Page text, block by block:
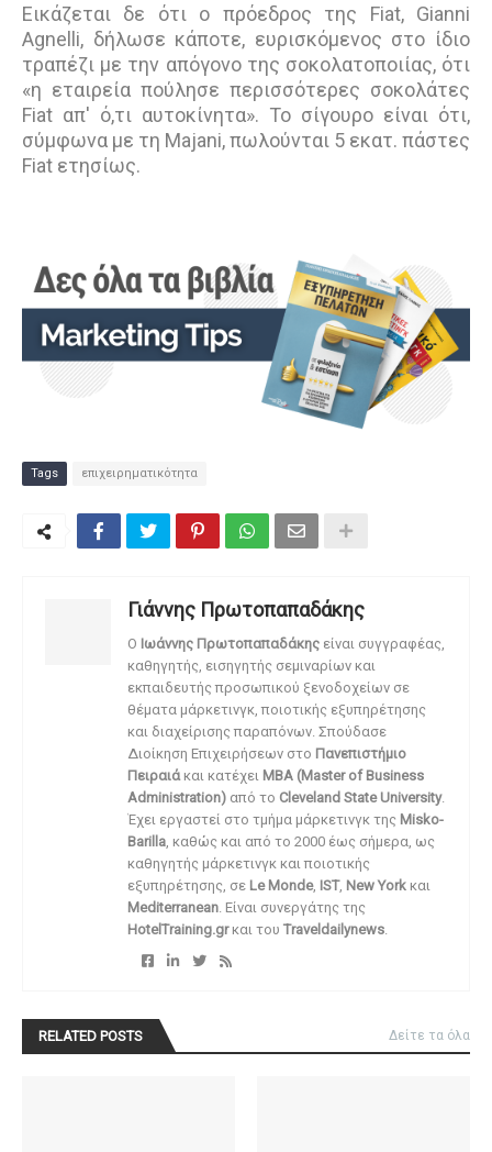
Εικάζεται δε ότι ο πρόεδρος της Fiat, Gianni
Agnelli, δήλωσε κάποτε, ευρισκόμενος στο ίδιο
τραπέζι με την απόγονο της σοκολατοποιίας, ότι
«η εταιρεία πούλησε περισσότερες σοκολάτες
Fiat απ' ό,τι αυτοκίνητα». Το σίγουρο είναι ότι,
σύμφωνα με τη Majani, πωλούνται 5 εκατ. πάστες
Fiat ετησίως.
Tags επιχειρηματικότητα
Γιάννης Πρωτοπαπαδάκης
O Ιωάννης Πρωτοπαπαδάκης είναι συγγραφέας,
καθηγητής, εισηγητής σεμιναρίων και
εκπαιδευτής προσωπικού ξενοδοχείων σε
θέματα μάρκετινγκ, ποιοτικής εξυπηρέτησης
και διαχείρισης παραπόνων. Σπούδασε
Διοίκηση Επιχειρήσεων στο Πανεπιστήμιο
Πειραιά και κατέχει MBA (Master of Business
Administration) από το Cleveland State University.
Έχει εργαστεί στο τμήμα μάρκετινγκ της Misko-
Barilla , καθώς και από το 2000 έως σήμερα, ως
καθηγητής μάρκετινγκ και ποιοτικής
εξυπηρέτησης, σε Le Monde, IST, New York και
Mediterranean . Είναι συνεργάτης της
HotelTraining.grκαι του Traveldailynews
RELATED POSTS Δείτε τα όλα